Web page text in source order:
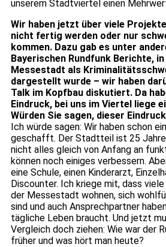
unserem Stadtviertel einen
Wir haben jetzt über viele
nicht fertig werden oder nur
kommen. Dazu gab es unter
Bayerischen Rundfunk Berichte, in
Messestadt als
dargestellt wurde – wir haben
Talk im Kopfbau diskutiert. Da
Eindruck, bei uns im Viertel liege
Würden Sie sagen, dieser
Ich würde sagen: Wir haben schon
geschafft. Der Stadtteil ist 25
nicht alles gleich von Anfang an
können noch einiges verbessern.
eine Schule, einen Kinderarzt,
Discounter. Ich kriege mit, dass
der Messestadt wohnen, sich
sind und auch Ansprechpartner
tägliche Leben braucht. Und jetzt
Vergleich doch ziehen: Wie war der
früher und was hört man heute?